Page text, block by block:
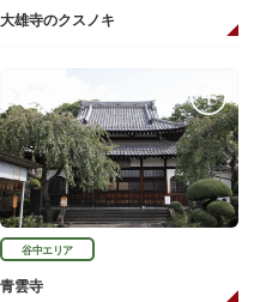
大雄寺のクスノキ
谷中エリア
青雲寺